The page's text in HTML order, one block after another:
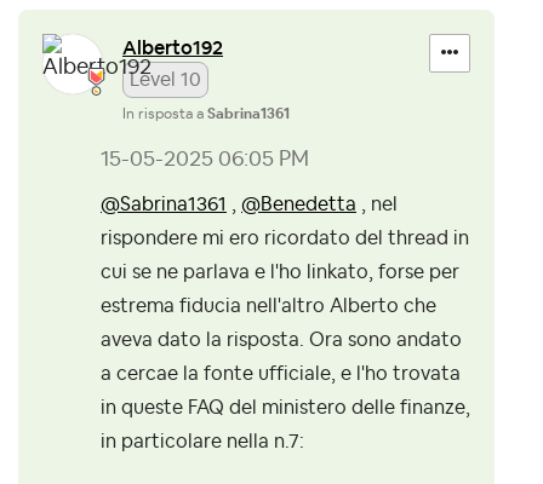
Alberto192
Level 10
In risposta a Sabrina1361
‎15-05-2025 06:05 PM
@Sabrina1361 , @Benedetta , nel
rispondere mi ero ricordato del thread in
cui se ne parlava e l'ho linkato, forse per
estrema fiducia nell'altro Alberto che
aveva dato la risposta. Ora sono andato
a cercae la fonte ufficiale, e l'ho trovata
in queste FAQ del ministero delle finanze,
in particolare nella n.7: